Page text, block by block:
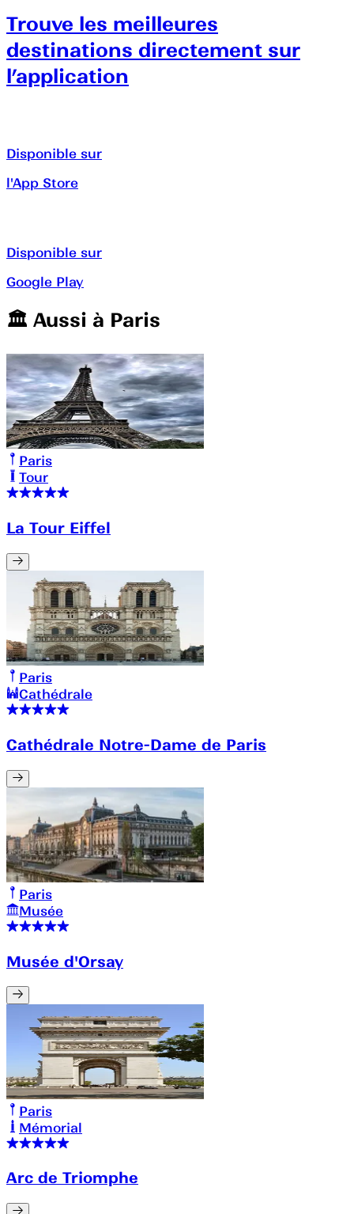
Trouve les meilleures
destinations directement sur
l’application
Disponible sur
l'App Store
Disponible sur
Google Play
🏛️️ Aussi à Paris
Paris
Tour
La Tour Eiffel
Paris
Cathédrale
Cathédrale Notre-Dame de Paris
Paris
Musée
Musée d'Orsay
Paris
Mémorial
Arc de Triomphe